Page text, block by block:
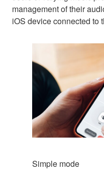
management of their
iOS device connected to
Simple mode